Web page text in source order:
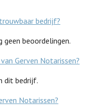
bedrijf?
beoordelingen.
Gerven Notarissen?
dit bedrijf.
Notarissen?